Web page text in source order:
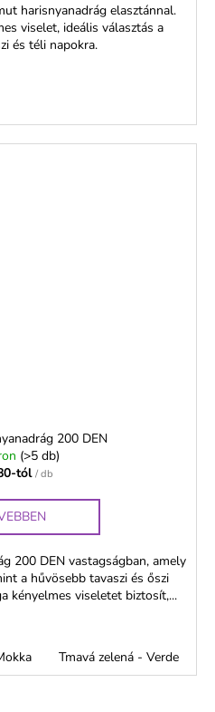
harisnyanadrág elasztánnal.
viselet, ideális választás a
és téli napokra.
200 DEN
(>5 db)
tól/ db
200 DEN vastagságban, amely
a hűvösebb tavaszi és őszi
kényelmes viseletet biztosít,...
Tmavá zelená - Verde